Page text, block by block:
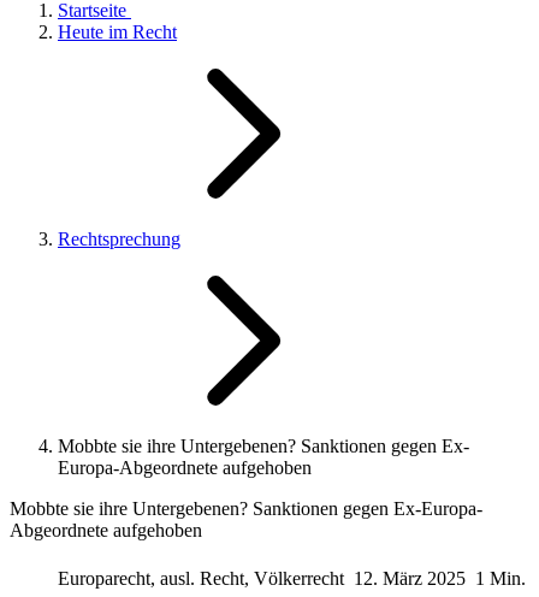
Startseite
Heute im Recht
Rechtsprechung
Mobbte sie ihre Untergebenen? Sanktionen gegen Ex-
Europa-Abgeordnete aufgehoben
Mobbte sie ihre Untergebenen? Sanktionen gegen Ex-Europa-
Abgeordnete aufgehoben
Europarecht, ausl. Recht, Völkerrecht 12. März 2025 1 Min.